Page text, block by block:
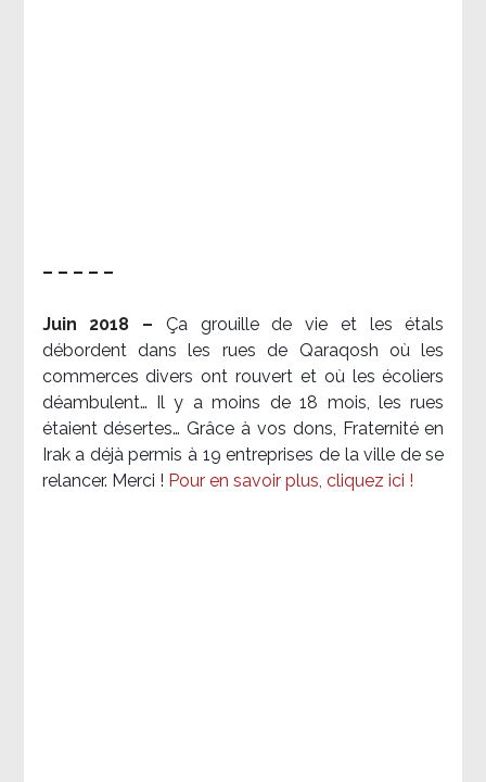
– – – – –
Juin 2018 – Ça grouille de vie et les étals
débordent dans les rues de Qaraqosh où les
commerces divers ont rouvert et où les écoliers
déambulent… Il y a moins de 18 mois, les rues
étaient désertes… Grâce à vos dons, Fraternité en
Irak a déjà permis à 19 entreprises de la ville de se
relancer. Merci ! Pour en savoir plus, cliquez ici !